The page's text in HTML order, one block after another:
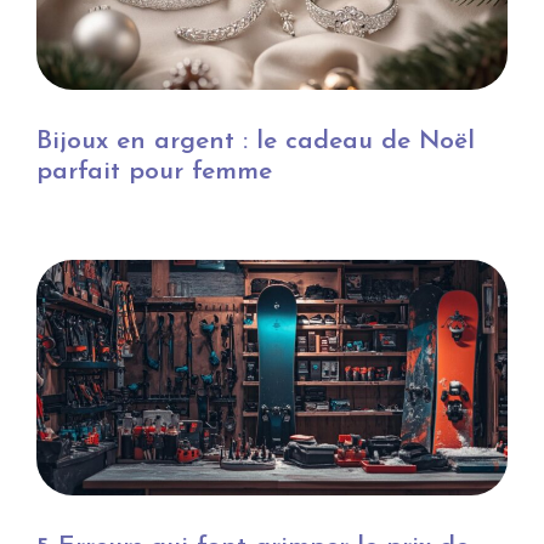
Bijoux en argent : le cadeau de Noël
parfait pour femme